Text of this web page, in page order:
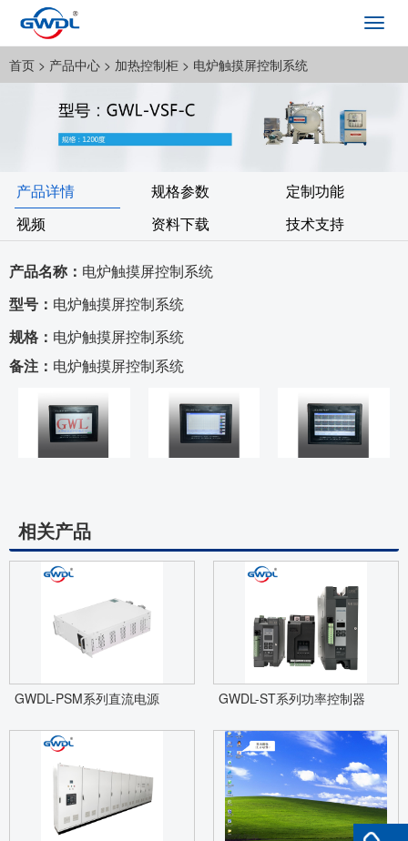
首页 > 产品中心 > 加热控制柜 > 电炉触摸屏控制系统
产品详情 规格参数
定制功能
视频
资料下载 技术支持
产品名称： 电炉触摸屏控制系统
型号： 电炉触摸屏控制系统
规格： 电炉触摸屏控制系统
备注： 电炉触摸屏控制系统
相关产品
GWDL-PSM系列直流电源 GWDL-ST系列功率控制器